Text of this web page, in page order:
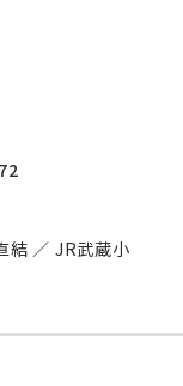
／ JR武蔵小